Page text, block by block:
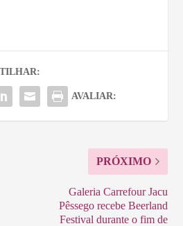
AVALIAR:
PRÓXIMO
Galeria Carrefour Jacu
Pêssego recebe Beerland
Festival durante o fim de